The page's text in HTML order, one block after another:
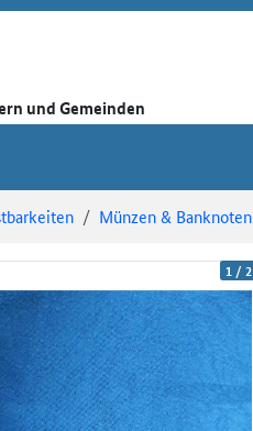
und Gemeinden
Münzen & Banknoten
1 /2